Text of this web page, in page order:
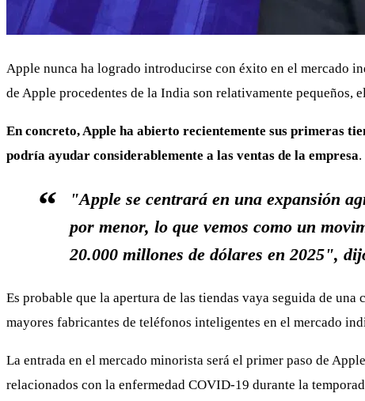
Apple nunca ha logrado introducirse con éxito en el mercado
de Apple procedentes de la India son relativamente pequeños,
En concreto, Apple ha abierto recientemente sus primeras
podría ayudar considerablemente a las ventas de la empresa.
"Apple se centrará en una expansión
por menor, lo que vemos como un
20.000 millones de dólares en 2025",
Es probable que la apertura de las tiendas vaya seguida de
mayores fabricantes de teléfonos inteligentes en el mercado
La entrada en el mercado minorista será el primer paso de
relacionados con la enfermedad COVID-19 durante la